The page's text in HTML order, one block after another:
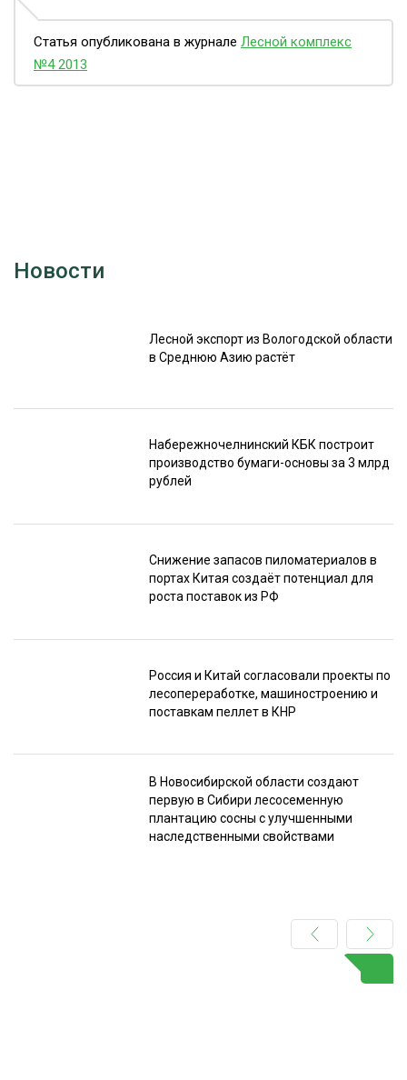
Статья опубликована в журнале Лесной комплекс
№4 2013
Новости
Лесной экспорт из Вологодской области
в Среднюю Азию растёт
Набережночелнинский КБК построит
производство бумаги-основы за 3 млрд
рублей
Снижение запасов пиломатериалов в
портах Китая создаёт потенциал для
роста поставок из РФ
Россия и Китай согласовали проекты по
лесопереработке, машиностроению и
поставкам пеллет в КНР
В Новосибирской области создают
первую в Сибири лесосеменную
плантацию сосны с улучшенными
наследственными свойствами